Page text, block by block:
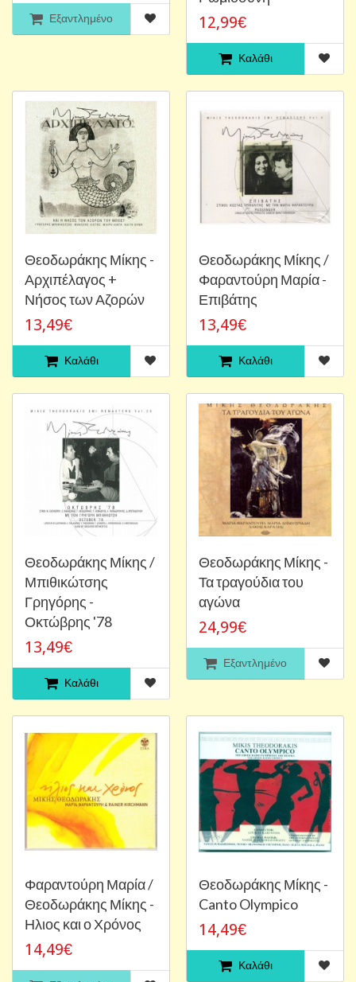
Εξαντλημένο 12,99€
Καλάθι
Θεοδωράκης Μίκης -
Αρχιπέλαγος +
Νήσος των Αζορών
13,49€
Καλάθι
Θεοδωράκης Μίκης /
Φαραντούρη Μαρία -
Επιβάτης
13,49€
Καλάθι
Θεοδωράκης Μίκης /
Μπιθικώτσης
Γρηγόρης -
Οκτώβρης '78
13,49€
Καλάθι
Θεοδωράκης Μίκης -
Τα τραγούδια του
αγώνα
24,99€
Εξαντλημένο
Φαραντούρη Μαρία /
Θεοδωράκης Μίκης -
Ηλιος και ο Χρόνος
14,49€
Θεοδωράκης Μίκης -
Canto Olympico
14,49€
Καλάθι